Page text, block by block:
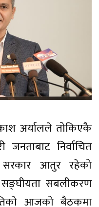
अर्यालले तोकिएकै
जनताबाट निर्वाचित
सरकार आतुर रहेको
सङ्घीयता सबलीकरण
आजको बैठकमा